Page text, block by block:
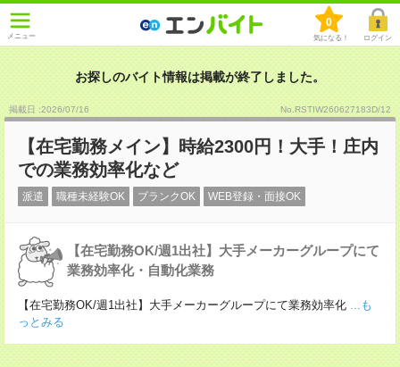
メニュー
0
気になる！ ログイン
お探しのバイト情報は掲載が終了しました。
掲載日 :2026/07/16 No.RSTIW260627183D/12
【在宅勤務メイン】時給2300円！大手！庄内
での業務効率化など
派遣 職種未経験OK ブランクOK WEB登録・面接OK
【在宅勤務OK/週1出社】大手メーカーグループにて
業務効率化・自動化業務
【在宅勤務OK/週1出社】大手メーカーグループにて業務効率化 ...も
っとみる